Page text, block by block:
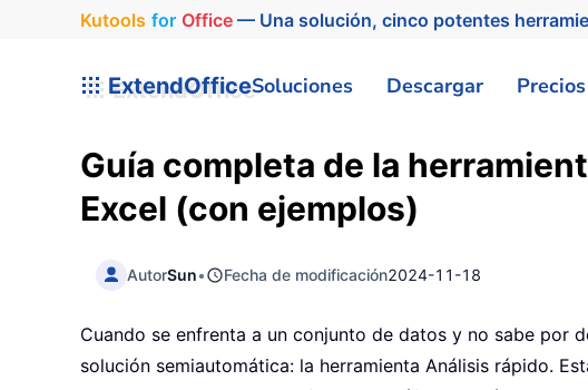
Kutools for Office— Una solución, cinco potentes
ExtendOfficeSoluciones Descargar Precios
Guía completa de la
Excel (con ejemplos)
AutorSun• Fecha de modificación2024-11-18
Cuando se enfrenta a un conjunto de datos y no sabe por
solución semiautomática: la herramienta Análisis rápido.